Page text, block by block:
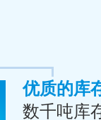
优质的库
数千吨库